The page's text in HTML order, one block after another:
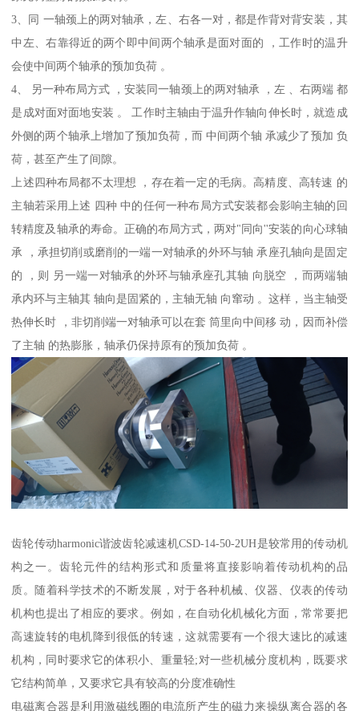
3、同 一轴颈上的两对轴承，左、右各一对，都是作背对背安装，其
中左、右靠得近的两个即中间两个轴承是面对面的 ，工作时的温升
会使中间两个轴承的预加负荷 。
4、 另一种布局方式 ，安装同一轴颈上的两对轴承 ，左 、右两端 都
是成对面对面地安装 。 工作时主轴由于温升作轴向伸长时，就造成
外侧的两个轴承上增加了预加负荷，而 中间两个轴 承减少了预加 负
荷，甚至产生了间隙。
上述四种布局都不太理想 ，存在着一定的毛病。高精度、高转速 的
主轴若采用上述 四种 中的任何一种布局方式安装都会影响主轴的回
转精度及轴承的寿命。正确的布局方式，两对"同向''安装的向心球轴
承 ，承担切削或磨削的一端一对轴承的外环与轴 承座孔轴向是固定
的 ，则 另一端一对轴承的外环与轴承座孔其轴 向脱空 ，而两端轴
承内环与主轴其 轴向是固紧的，主轴无轴 向窜动 。这样，当主轴受
热伸长时 ，非切削端一对轴承可以在套 筒里向中间移 动，因而补偿
了主轴 的热膨胀，轴承仍保持原有的预加负荷 。
齿轮传动harmonic谐波齿轮减速机CSD-14-50-2UH是较常用的传动机
构之一。齿轮元件的结构形式和质量将直接影响着传动机构的品
质。随着科学技术的不断发展，对于各种机械、仪器、仪表的传动
机构也提出了相应的要求。例如，在自动化机械化方面，常常要把
高速旋转的电机降到很低的转速，这就需要有一个很大速比的减速
机构，同时要求它的体积小、重量轻;对一些机械分度机构，既要求
它结构简单，又要求它具有较高的分度准确性
电磁离合器是利用激磁线圈的电流所产生的磁力来操纵离合器的各